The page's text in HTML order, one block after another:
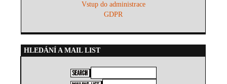
Vstup do administrace
GDPR
HLEDÁNÍ A MAIL LIST